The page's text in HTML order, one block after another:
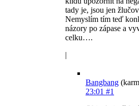
tady je, jsou jen
Nemyslím tím teď
názory po zápase a
celku….
|
Bangbang
23:01 #1